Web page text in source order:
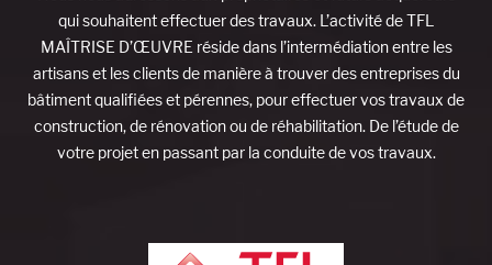
qui souhaitent effectuer des travaux. L’activité de TFL
MAÎTRISE D’ŒUVRE réside dans l’intermédiation entre les
artisans et les clients de manière à trouver des entreprises du
bâtiment qualifiées et pérennes, pour effectuer vos travaux de
construction, de rénovation ou de réhabilitation. De l’étude de
votre projet en passant par la conduite de vos travaux.